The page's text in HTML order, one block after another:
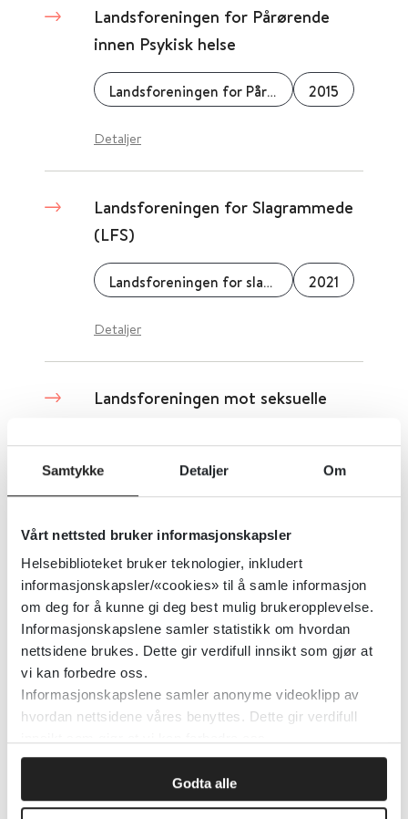
Samtykke Detaljer Om
Vårt nettsted bruker informasjonskapsler
Helsebiblioteket bruker teknologier, inkludert
informasjonskapsler/«cookies» til å samle informasjon
om deg for å kunne gi deg best mulig brukeropplevelse.
Informasjonskapslene samler statistikk om hvordan
nettsidene brukes. Dette gir verdifull innsikt som gjør at
vi kan forbedre oss.
Informasjonskapslene samler anonyme videoklipp av
hvordan nettsidene våres benyttes. Dette gir verdifull
Godta alle
Landsforeningen for Pårørende
innen Psykisk helse
Landsforeningen for Pårørende innen Psykisk helse 2015
Detaljer
Landsforeningen for Slagrammede
(LFS)
Landsforeningen for slagrammede (LFS) 2021
Detaljer
Landsforeningen mot seksuelle
2017
Landsgruppe av Kardiologiske
Sykepleiere
Norsk Sykepleierforbund (NSF)
Detaljer
Landsgruppen av helsesykepleiere
(NSF)